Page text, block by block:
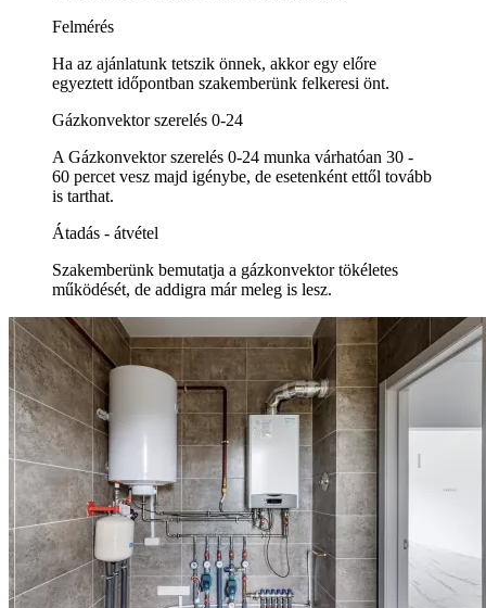
Felmérés
Ha az ajánlatunk tetszik önnek, akkor egy előre
egyeztett időpontban szakemberünk felkeresi önt.
Gázkonvektor szerelés 0-24
A Gázkonvektor szerelés 0-24 munka várhatóan 30 -
60 percet vesz majd igénybe, de esetenként ettől tovább
is tarthat.
Átadás - átvétel
Szakemberünk bemutatja a gázkonvektor tökéletes
működését, de addigra már meleg is lesz.